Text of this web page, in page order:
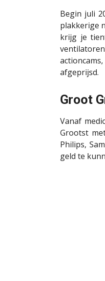
Begin juli
plakkerige
krijg je
afgeprijsd.
Groot
Vanaf
Grootst
Philips,
geld te